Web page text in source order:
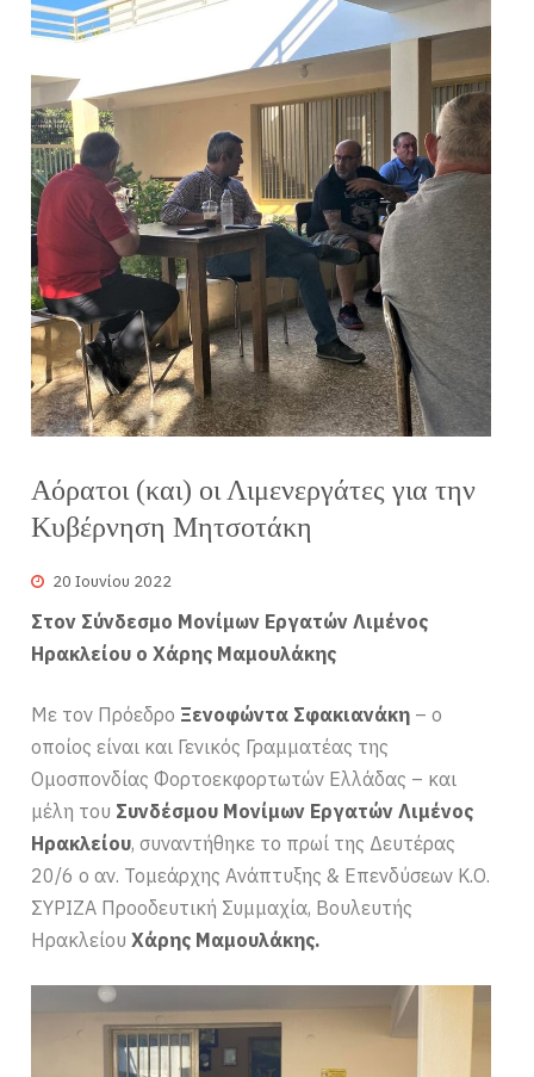
Αόρατοι (και) οι Λιμενεργάτες για την
Κυβέρνηση Μητσοτάκη
20 Ιουνίου 2022
Στον Σύνδεσμο Μονίμων Εργατών Λιμένος
Ηρακλείου ο Χάρης Μαμουλάκης
Με τον Πρόεδρο Ξενοφώντα Σφακιανάκη – ο
οποίος είναι και Γενικός Γραμματέας της
Ομοσπονδίας Φορτοεκφορτωτών Ελλάδας – και
μέλη του Συνδέσμου Μονίμων Εργατών Λιμένος
Ηρακλείου, συναντήθηκε το πρωί της Δευτέρας
20/6 ο αν. Τομεάρχης Ανάπτυξης & Επενδύσεων Κ.Ο.
ΣΥΡΙΖΑ Προοδευτική Συμμαχία, Βουλευτής
ΗρακλείουΧάρης Μαμουλάκης.